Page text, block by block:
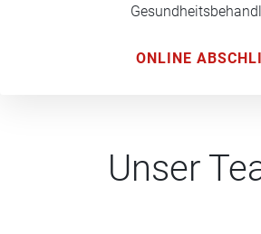
ONLINE
Unser